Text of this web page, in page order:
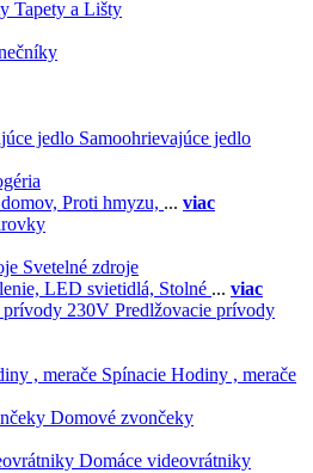
Tapety a Lišty
Samoohrievajúce jedlo
Proti hmyzu, ... viac
Svetelné zdroje
LED svietidlá, Stolné ... viac
Predlžovacie prívody
Spínacie Hodiny , merače
Domové zvončeky
Domáce videovrátniky